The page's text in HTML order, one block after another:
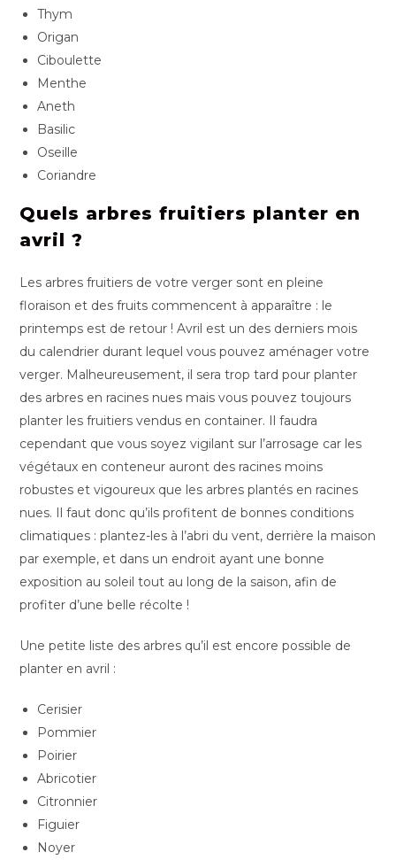
Thym
Origan
Ciboulette
Menthe
Aneth
Basilic
Oseille
Coriandre
Quels arbres fruitiers planter en
avril ?
Les arbres fruitiers de votre verger sont en pleine
floraison et des fruits commencent à apparaître : le
printemps est de retour ! Avril est un des derniers mois
du calendrier durant lequel vous pouvez aménager votre
verger. Malheureusement, il sera trop tard pour planter
des arbres en racines nues mais vous pouvez toujours
planter les fruitiers vendus en container. Il faudra
cependant que vous soyez vigilant sur l’arrosage car les
végétaux en conteneur auront des racines moins
robustes et vigoureux que les arbres plantés en racines
nues. Il faut donc qu’ils profitent de bonnes conditions
climatiques : plantez-les à l’abri du vent, derrière la maison
par exemple, et dans un endroit ayant une bonne
exposition au soleil tout au long de la saison, afin de
profiter d’une belle récolte !
Une petite liste des arbres qu’il est encore possible de
planter en avril :
Cerisier
Pommier
Poirier
Abricotier
Citronnier
Figuier
Noyer